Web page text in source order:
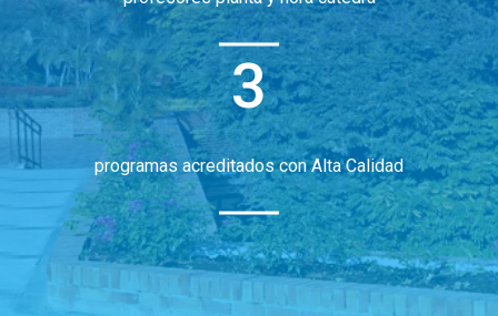
3
programas acreditados con Alta Calidad